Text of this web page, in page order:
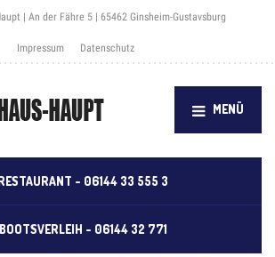
| An der Fähre 5 | 65462 Ginsheim-Gustavsburg
Impressum Datenschutz
MENÜ
- 06144 33 555 3
BOOTSVERLEIH - 06144 32 771